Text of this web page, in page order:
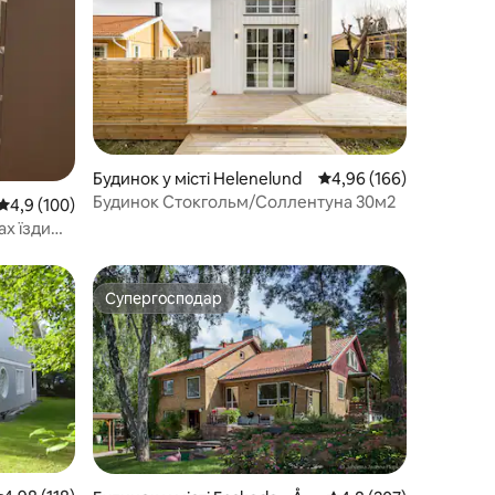
оцінка: 4,9 з 5, відгуки: 100
4,9 (100)
Будинок у місті Helenelund Середня оцінка: 4,96
4,96 (166)
Будинок Стокгольм/Соллентуна 30м2
Супергосподар
Супергосподар